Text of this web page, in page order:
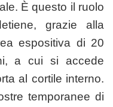
È questo il ruolo
grazie alla
espositiva di 20
a cui si accede
al cortile interno.
temporanee di